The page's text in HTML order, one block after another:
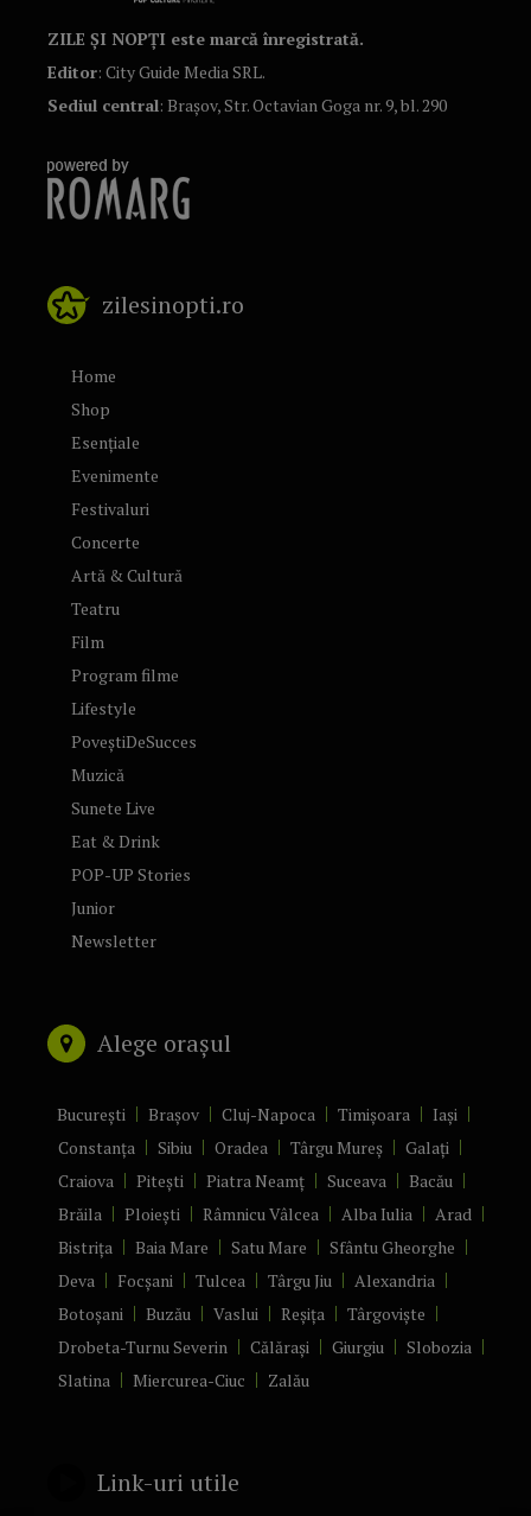
ZILE ȘI NOPȚI este marcă înregistrată.
Editor: City Guide Media SRL.
Sediul central: Brașov, Str. Octavian Goga nr. 9, bl. 290
zilesinopti.ro
Home
Shop
Esențiale
Evenimente
Festivaluri
Concerte
Artă & Cultură
Teatru
Film
Program filme
Lifestyle
PoveștiDeSucces
Muzică
Sunete Live
Eat & Drink
POP-UP Stories
Junior
Newsletter
Alege orașul
București Brașov Cluj-Napoca Timișoara
Iași
Constanța
Sibiu Oradea Târgu Mureș
Galați
Craiova
Pitești Piatra Neamț Suceava
Bacău
Brăila
Ploiești Râmnicu Vâlcea Alba Iulia
Arad
Bistrița
Baia Mare Satu Mare
Sfântu Gheorghe
Deva
Focșani Tulcea Târgu Jiu
Alexandria
Botoșani
Buzău Vaslui Reșița
Târgoviște
Drobeta-Turnu Severin
Călărași Giurgiu
Slobozia
Slatina
Miercurea-Ciuc Zalău
Link-uri utile